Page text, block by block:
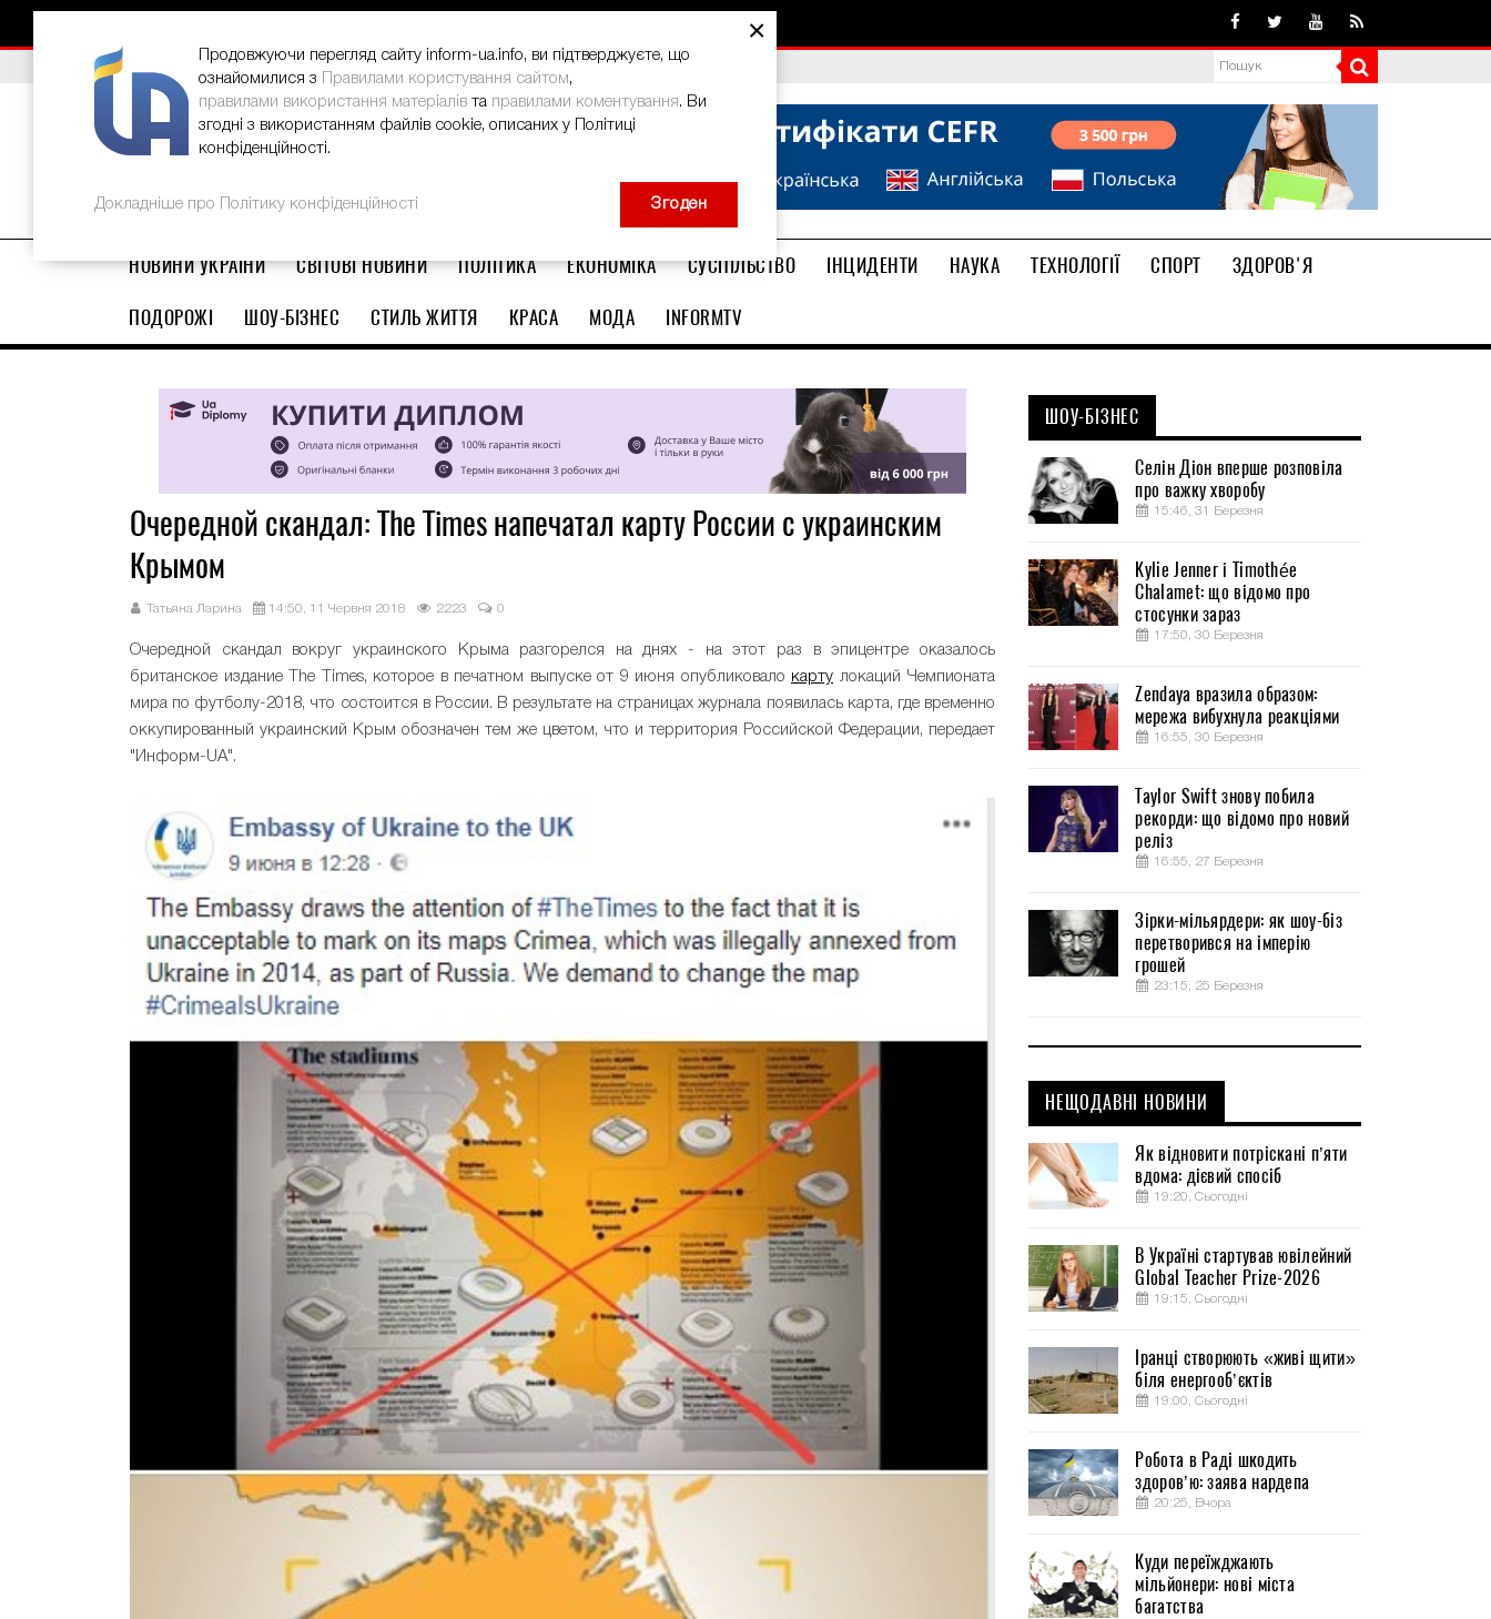
ВИБІР РЕДАКЦІЇ В Україні стартував ювілейний Global Teacher Prize-2026
НОВИНИ УКРАЇНИ СВІТОВІ НОВИНИ ПОЛІТИКА ЕКОНОМІКА СУСПІЛЬСТВО ІНЦИДЕНТИ НАУКА ТЕХНОЛОГІЇ СПОРТ
ЗДОРОВ'Я
ПОДОРОЖІ
ШОУ-БІЗНЕС СТИЛЬ ЖИТТЯ КРАСА МОДА INFORMTV
Очередной скандал: The Times напечатал карту России с украинским
Крымом
Татьяна Ларина 14:50, 11 Червня 2018 2223 0
Очередной скандал вокруг украинского Крыма разгорелся на днях - на этот раз в эпицентре оказалось
британское издание The Times, которое в печатном выпуске от 9 июня опубликовало карту локаций Чемпионата
мира по футболу-2018, что состоится в России. В результате на страницах журнала появилась карта, где временно
оккупированный украинский Крым обозначен тем же цветом, что и территория Российской Федерации, передает
"Информ-UA".
ШОУ-БІЗНЕС
Селін Діон вперше розповіла
про важку хворобу
15:46, 31 Березня
Kylie Jenner і Timothée
Chalamet: що відомо про
стосунки зараз
17:50, 30 Березня
Zendaya вразила образом:
мережа вибухнула реакціями
16:55, 30 Березня
Taylor Swift знову побила
рекорди: що відомо про новий
реліз
16:55, 27 Березня
Зірки-мільярдери: як шоу-біз
перетворився на імперію
грошей
23:15, 25 Березня
НЕЩОДАВНІ НОВИНИ
Як відновити потріскані п’яти
вдома: дієвий спосіб
19:20, Сьогодні
В Україні стартував ювілейний
Global Teacher Prize-2026
19:15, Сьогодні
Іранці створюють «живі щити»
біля енергооб’єктів
19:00, Сьогодні
Робота в Раді шкодить
здоров’ю: заява нардепа
20:25, Вчора
Куди переїжджають
мільйонери: нові міста
багатства
×
Продовжуючи перегляд сайту inform-ua.info, ви підтверджуєте, що
ознайомилися з
Правилами користування сайтом,
правилами використання матеріалів та правилами коментування. Ви
згодні з використанням файлів cookie, описаних у Політиці
конфіденційності.
Докладніше про Політику конфіденційності Згоден